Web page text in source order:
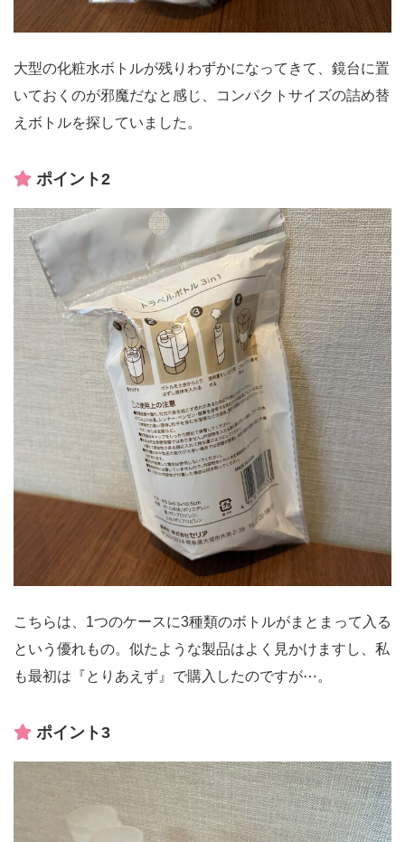
大型の化粧水ボトルが残りわずかになってきて、鏡台に置
いておくのが邪魔だなと感じ、コンパクトサイズの詰め替
えボトルを探していました。
ポイント2
こちらは、1つのケースに3種類のボトルがまとまって入る
という優れもの。似たような製品はよく見かけますし、私
も最初は『とりあえず』で購入したのですが⋯。
ポイント3